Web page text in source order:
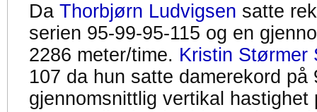
Da Thorbjørn Ludvigsen satte
serien 95-99-95-115 og en
2286 meter/time. Kristin Størmer
107 da hun satte damerekord på
gjennomsnittlig vertikal hastighet